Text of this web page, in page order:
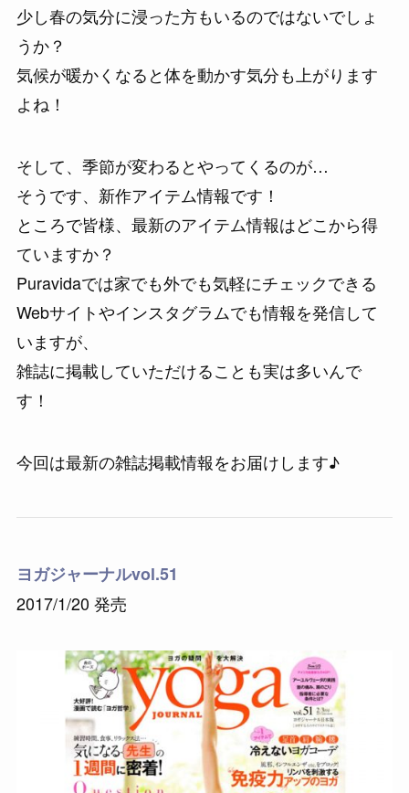
少し春の気分に浸った方もいるのではないでしょ
うか？
気候が暖かくなると体を動かす気分も上がります
よね！
そして、季節が変わるとやってくるのが…
そうです、新作アイテム情報です！
ところで皆様、最新のアイテム情報はどこから得
ていますか？
Puravidaでは家でも外でも気軽にチェックできる
Webサイトやインスタグラムでも情報を発信して
いますが、
雑誌に掲載していただけることも実は多いんで
す！
今回は最新の雑誌掲載情報をお届けします♪
ヨガジャーナルvol.51
2017/1/20 発売